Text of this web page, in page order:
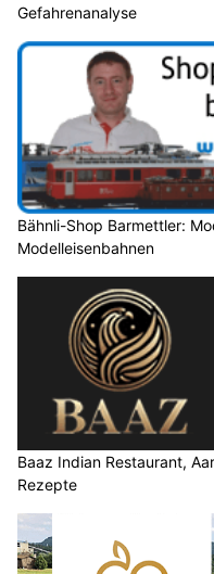
Gefahrenanalyse
Bähnli-Shop Barmettler:
Modelleisenbahnen
Baaz Indian Restaurant,
Rezepte